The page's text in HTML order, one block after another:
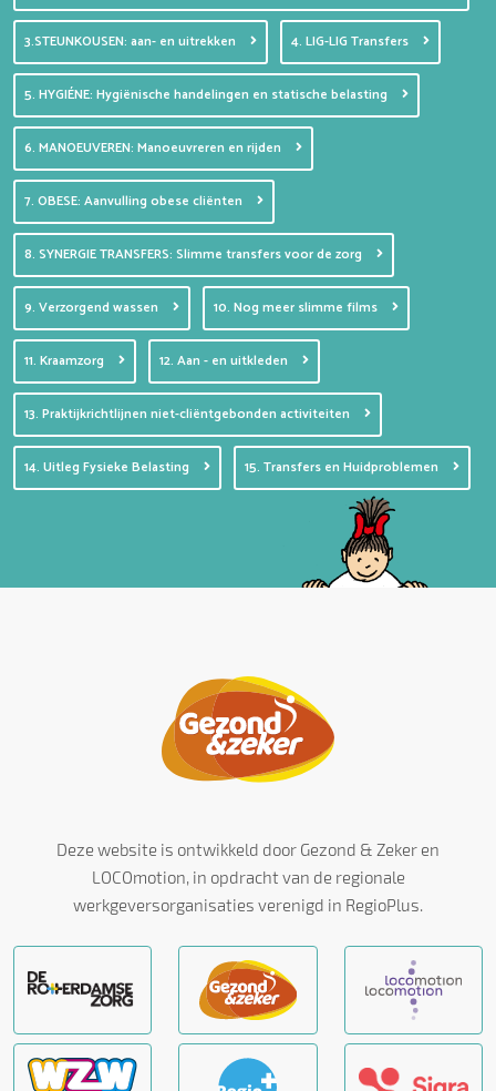
3.STEUNKOUSEN: aan- en uitrekken 4. LIG-LIG Transfers
5. HYGIÉNE: Hygiënische handelingen en statische belasting
6. MANOEUVEREN: Manoeuvreren en rijden
7. OBESE: Aanvulling obese cliënten
8. SYNERGIE TRANSFERS: Slimme transfers voor de zorg
9. Verzorgend wassen 10. Nog meer slimme films
11. Kraamzorg 12. Aan - en uitkleden
13. Praktijkrichtlijnen niet-cliëntgebonden activiteiten
14. Uitleg Fysieke Belasting 15. Transfers en Huidproblemen
Deze website is ontwikkeld door Gezond & Zeker en
LOCOmotion, in opdracht van de regionale
werkgeversorganisaties verenigd in RegioPlus.